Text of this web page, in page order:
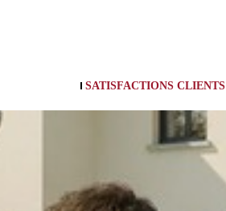
SATISFACTIONS CLIENTS